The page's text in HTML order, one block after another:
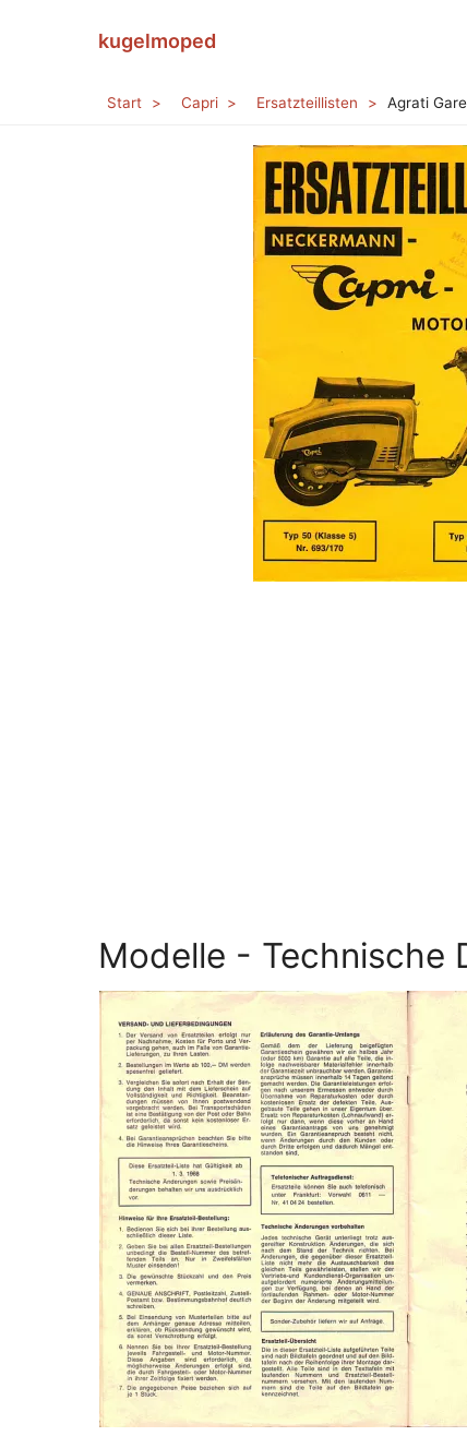
kugelmoped
Start Capri Ersatzteillisten Agrati
Modelle - Technische